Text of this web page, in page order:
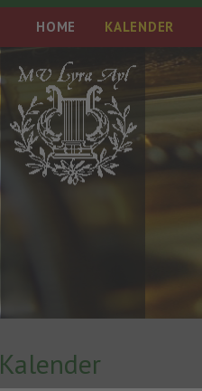
HOME KALENDER
Kalender